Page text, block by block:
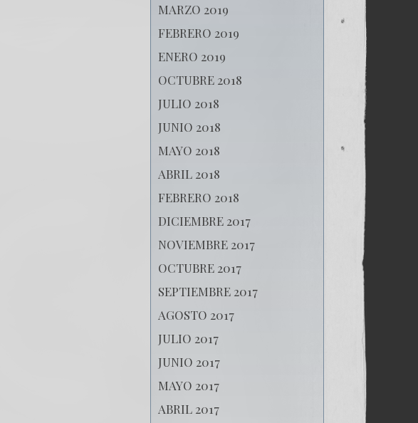
MARZO 2019
FEBRERO 2019
ENERO 2019
OCTUBRE 2018
JULIO 2018
JUNIO 2018
MAYO 2018
ABRIL 2018
FEBRERO 2018
DICIEMBRE 2017
NOVIEMBRE 2017
OCTUBRE 2017
SEPTIEMBRE 2017
AGOSTO 2017
JULIO 2017
JUNIO 2017
MAYO 2017
ABRIL 2017